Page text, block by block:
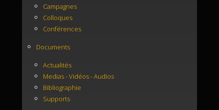
Campagnes
Colloques
Conférences
Documents
Actualités
Medias - Vidéos - Audios
Bibliographie
Supports